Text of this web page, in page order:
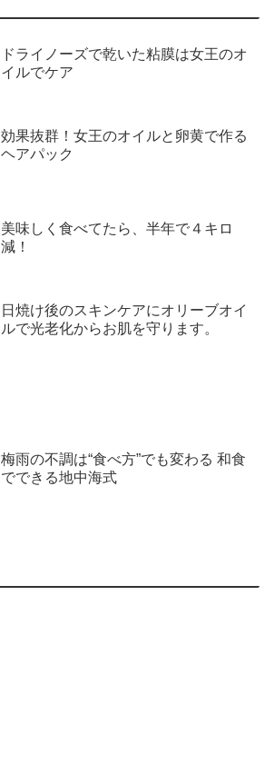
ドライノーズで乾いた粘膜は女王のオ
イルでケア
効果抜群！女王のオイルと卵黄で作る
ヘアパック
美味しく食べてたら、半年で４キロ
減！
日焼け後のスキンケアにオリーブオイ
ルで光老化からお肌を守ります。
梅雨の不調は“食べ方”でも変わる 和食
でできる地中海式